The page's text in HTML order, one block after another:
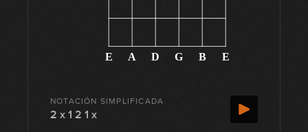
E A D G B E
NOTACIÓN SIMPLIFICADA
2 x 1 2 1 x